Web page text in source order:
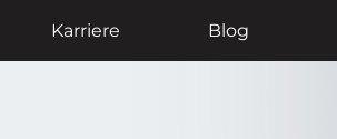
Karriere Blog